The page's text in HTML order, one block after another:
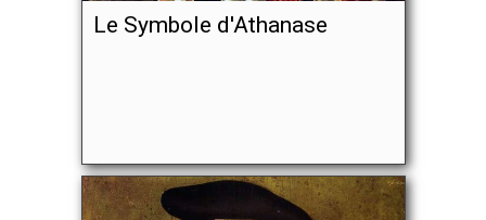
Le Symbole d'Athanase